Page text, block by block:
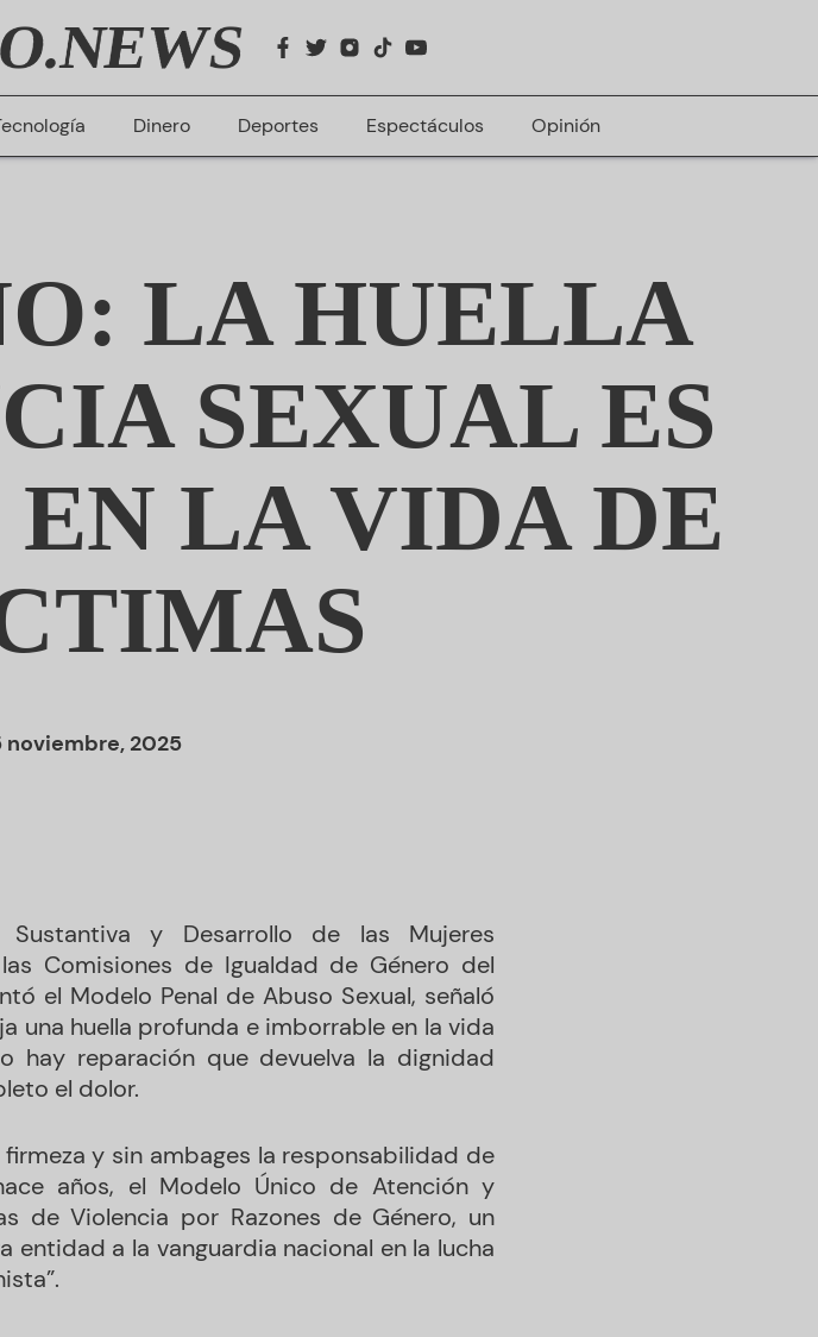
Dinero Deportes Espectáculos Opinión
LA HUELLA
SEXUAL ES
LA VIDA DE
noviembre, 2025
y Desarrollo de las Mujeres
Comisiones de Igualdad de Género del
el Modelo Penal de Abuso Sexual, señaló
una huella profunda e imborrable en la vida
hay reparación que devuelva la dignidad
el dolor.
y sin ambages la responsabilidad de
años, el Modelo Único de Atención y
de Violencia por Razones de Género, un
a la vanguardia nacional en la lucha